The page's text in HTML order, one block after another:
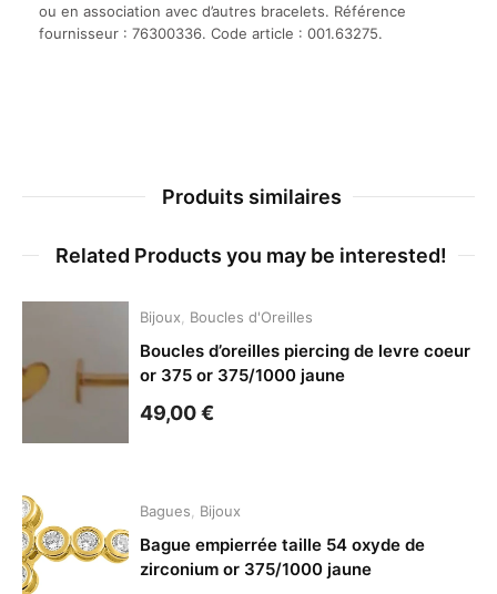
ou en association avec d’autres bracelets. Référence
fournisseur : 76300336. Code article : 001.63275.
Produits similaires
Related Products you may be interested!
Bijoux Boucles d'Oreilles
Boucles d’oreilles piercing de levre coeur
or 375 or 375/1000 jaune
49,00€
Bagues Bijoux
Bague empierrée taille 54 oxyde de
zirconium or 375/1000 jaune